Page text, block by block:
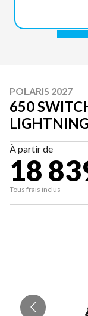
POLARIS 2027
650
LIGHTNING
À partir de
18
Tous frais inclus